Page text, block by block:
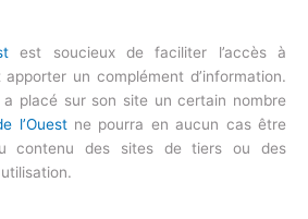
est soucieux de faciliter l’accès à
apporter un complément d’information.
a placé sur son site un certain nombre
l’Ouestne pourra en aucun cas être
contenu des sites de tiers ou des